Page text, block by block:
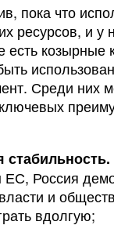
пока что
ресурсов, и у
есть козырные
Среди них
стабильность.
Россия
и
вдолгую;